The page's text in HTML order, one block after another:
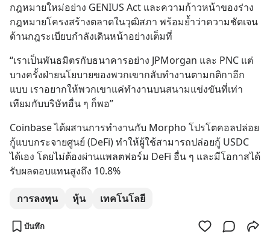
กฎหมายใหม่อย่าง GENIUS Act และความก้าวหน้าของร่าง
กฎหมายโครงสร้างตลาดในวุฒิสภา พร้อมย้ำว่าความชัดเจน
ด้านกฎระเบียบกำลังเดินหน้าอย่างเต็มที่
“เราเป็นพันธมิตรกับธนาคารอย่าง JPMorgan และ PNC แต่
บางครั้งฝ่ายนโยบายของพวกเขากลับทำงานตามกติกาอีก
แบบ เราอยากให้พวกเขาแค่ทำงานบนสนามแข่งขันที่เท่า
เทียมกับบริษัทอื่น ๆ ก็พอ”
Coinbase ได้ผสานการทำงานกับ Morpho โปรโตคอลปล่อย
กู้แบบกระจายศูนย์ (DeFi) ทำให้ผู้ใช้สามารถปล่อยกู้ USDC
ได้เอง โดยไม่ต้องผ่านแพลตฟอร์ม DeFi อื่น ๆ และมีโอกาสได้
รับผลตอบแทนสูงถึง 10.8%
การลงทุน หุ้น เทคโนโลยี
บันทึก